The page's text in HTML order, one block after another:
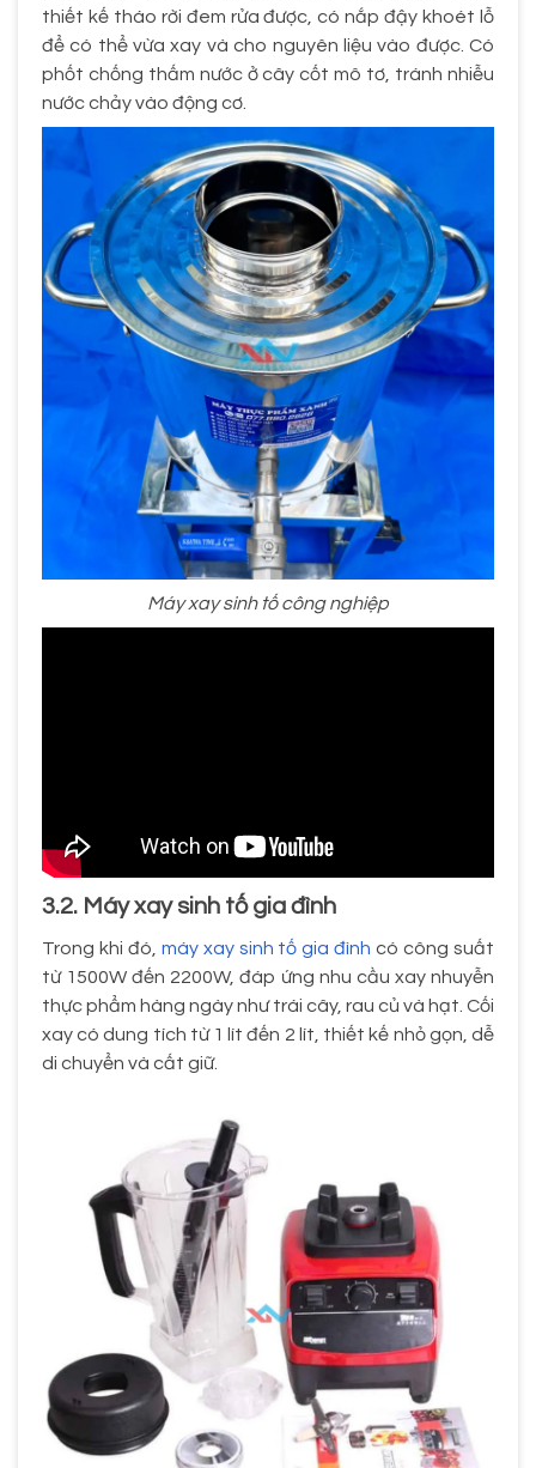
thiết kế tháo rời đem rửa được, có nắp đậy khoét lỗ
để có thể vừa xay và cho nguyên liệu vào được. Có
phốt chống thấm nước ở cây cốt mô tơ, tránh nhiễu
nước chảy vào động cơ.
Máy xay sinh tố công nghiệp
3.2. Máy xay sinh tố gia đình
Trong khi đó, máy xay sinh tố gia đình có công suất
từ 1500W đến 2200W, đáp ứng nhu cầu xay nhuyễn
thực phẩm hàng ngày như trái cây, rau củ và hạt. Cối
xay có dung tích từ 1 lít đến 2 lít, thiết kế nhỏ gọn, dễ
di chuyển và cất giữ.